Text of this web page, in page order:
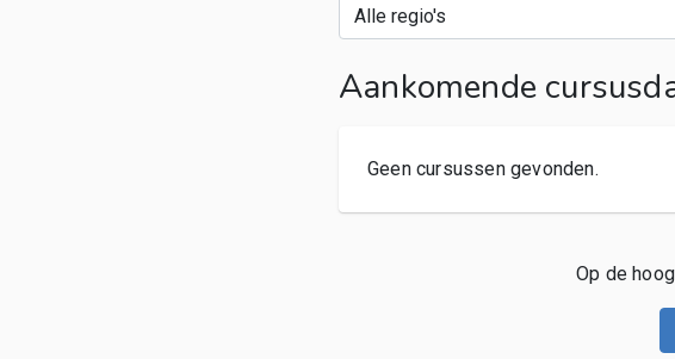
Aankomende
Geen cursussen gevonden.
Op de